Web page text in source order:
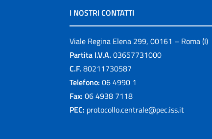
I NOSTRI CONTATTI
Viale Regina Elena 299, 00161 – Roma (I)
Partita I.V.A. 03657731000
C.F. 80211730587
Telefono: 06 4990 1
Fax: 06 4938 7118
PEC: protocollo.centrale@pec.iss.it